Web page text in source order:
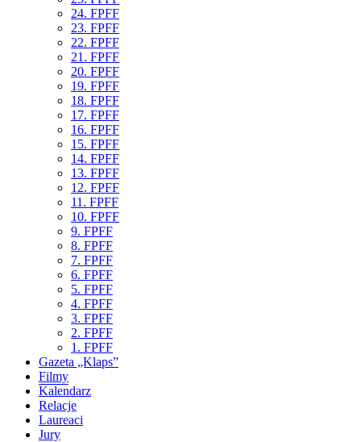
24. FPFF
23. FPFF
22. FPFF
21. FPFF
20. FPFF
19. FPFF
18. FPFF
17. FPFF
16. FPFF
15. FPFF
14. FPFF
13. FPFF
12. FPFF
11. FPFF
10. FPFF
9. FPFF
8. FPFF
7. FPFF
6. FPFF
5. FPFF
4. FPFF
3. FPFF
2. FPFF
1. FPFF
Gazeta „Klaps”
Filmy
Kalendarz
Relacje
Laureaci
Jury